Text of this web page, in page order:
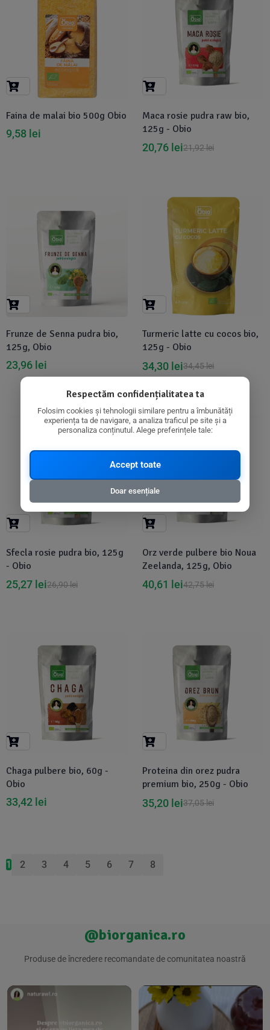
Faina de malai bio 500g Obio
9,58 lei
Maca rosie pudra raw bio,
125g - Obio
21,92lei
20,76 lei
Frunze de Senna pudra bio,
125g, Obio
23,96 lei
Turmeric latte cu cocos bio,
125g - Obio
34,45lei
34,30 lei
Sfecla rosie pudra bio, 125g
- Obio
26,90lei
25,27 lei
-5%
Orz verde pulbere bio Noua
Zeelanda, 125g, Obio
42,75lei
40,61 lei
Chaga pulbere bio, 60g -
Obio
33,42 lei
Proteina din orez pudra
premium bio, 250g - Obio
37,05lei
35,20 lei
1 2 3 4 5 6 7 8
@biorganica.ro
Produse de încredere recomandate de comunitatea noastră
Respectăm confidențialitatea ta
Folosim cookies și tehnologii similare pentru a îmbunătăți
experiența ta de navigare, a analiza traficul pe site și a
personaliza conținutul. Alege preferințele tale:
Accept toate
Doar esențiale